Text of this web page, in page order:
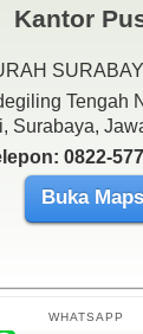
Kantor
Tengah
Surabaya,
0822-
Buka Maps
WHATSAPP